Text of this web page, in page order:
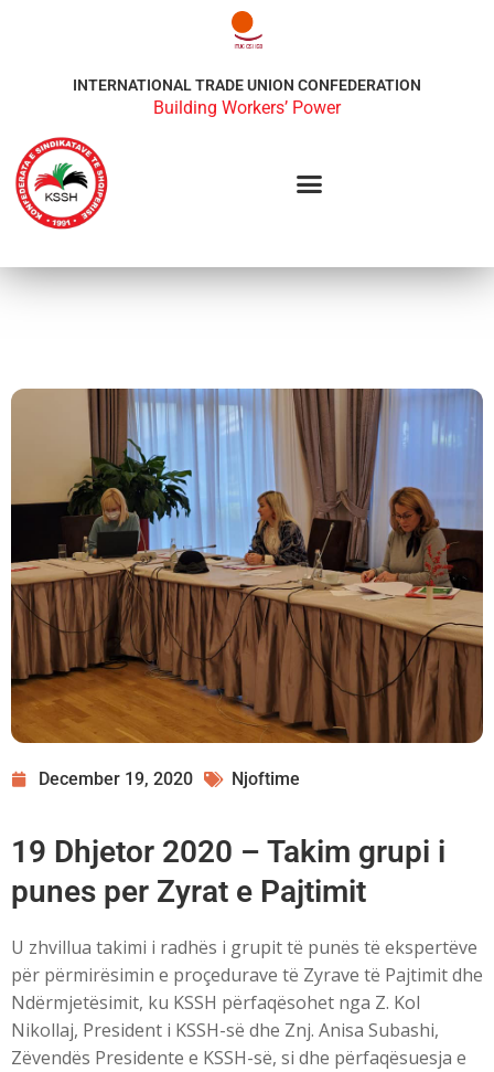
INTERNATIONAL TRADE UNION CONFEDERATION
Building Workers’ Power
December 19, 2020 Njoftime
19 Dhjetor 2020 – Takim grupi i
punes per Zyrat e Pajtimit
U zhvillua takimi i radhës i grupit të punës të ekspertëve
për përmirësimin e proçedurave të Zyrave të Pajtimit dhe
Ndërmjetësimit, ku KSSH përfaqësohet nga Z. Kol
Nikollaj, President i KSSH-së dhe Znj. Anisa Subashi,
Zëvendës Presidente e KSSH-së, si dhe përfaqësuesja e